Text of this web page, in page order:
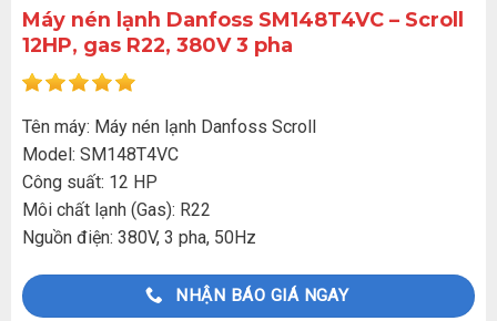
Máy nén lạnh Danfoss SM148T4VC – Scroll
12HP, gas R22, 380V 3 pha
Tên máy: Máy nén lạnh Danfoss Scroll
Model: SM148T4VC
Công suất: 12 HP
Môi chất lạnh (Gas): R22
Nguồn điện: 380V, 3 pha, 50Hz
NHẬN BÁO GIÁ NGAY